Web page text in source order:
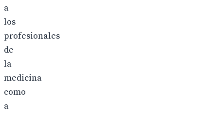
a
los
profesionales
de
la
medicina
como
a